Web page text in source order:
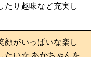
たり趣味など充実し
顔がいっぱいな楽し
たい☆ あかちゃんを